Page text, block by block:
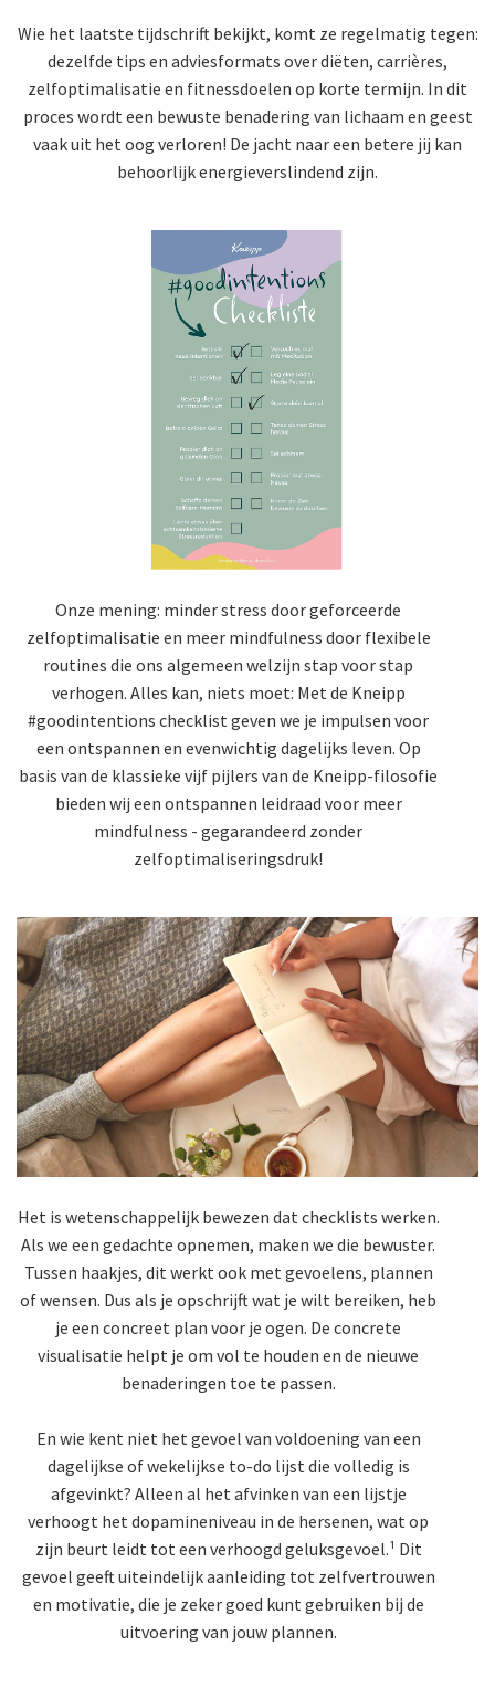
Wie het laatste tijdschrift bekijkt, komt ze regelmatig tegen:
dezelfde tips en adviesformats over diëten, carrières,
zelfoptimalisatie en fitnessdoelen op korte termijn. In dit
proces wordt een bewuste benadering van lichaam en geest
vaak uit het oog verloren! De jacht naar een betere jij kan
behoorlijk energieverslindend zijn.
Onze mening: minder stress door geforceerde
zelfoptimalisatie en meer mindfulness door flexibele
routines die ons algemeen welzijn stap voor stap
verhogen. Alles kan, niets moet: Met de Kneipp
#goodintentions checklist geven we je impulsen voor
een ontspannen en evenwichtig dagelijks leven. Op
basis van de klassieke vijf pijlers van de Kneipp-filosofie
bieden wij een ontspannen leidraad voor meer
mindfulness - gegarandeerd zonder
zelfoptimaliseringsdruk!
Het is wetenschappelijk bewezen dat checklists werken.
Als we een gedachte opnemen, maken we die bewuster.
Tussen haakjes, dit werkt ook met gevoelens, plannen
of wensen. Dus als je opschrijft wat je wilt bereiken, heb
je een concreet plan voor je ogen. De concrete
visualisatie helpt je om vol te houden en de nieuwe
benaderingen toe te passen.
En wie kent niet het gevoel van voldoening van een
dagelijkse of wekelijkse to-do lijst die volledig is
afgevinkt? Alleen al het afvinken van een lijstje
verhoogt het dopamineniveau in de hersenen, wat op
zijn beurt leidt tot een verhoogd geluksgevoel.¹ Dit
gevoel geeft uiteindelijk aanleiding tot zelfvertrouwen
en motivatie, die je zeker goed kunt gebruiken bij de
uitvoering van jouw plannen.